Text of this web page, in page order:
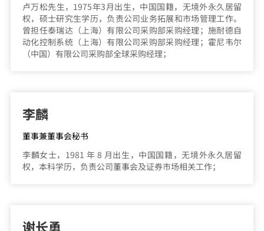
卢万松先生，1975年3月出生，中国国籍，无境外永久居留
权，硕士研究生学历，负责公司业务拓展和市场管理工作。
曾担任泰瑞达（上海）有限公司采购部采购经理；施耐德自
动化控制系统（上海）有限公司采购部采购经理；霍尼韦尔
（中国）有限公司采购部全球采购经理；
李麟
董事兼董事会秘书
李麟女士，1981 年 8 月出生，中国国籍，无境外永久居留
权，本科学历，负责公司董事会及证券市场相关工作；
谢长勇